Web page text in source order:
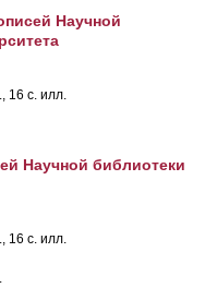
Научной
16 с. илл.
Научной библиотеки
16 с. илл.